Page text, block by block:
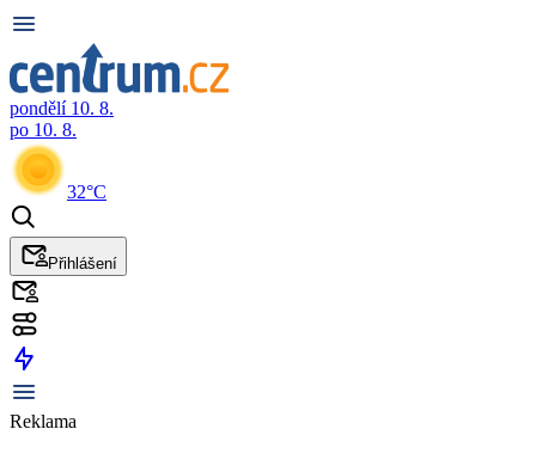
pondělí 10. 8.
po 10. 8.
32°C
Přihlášení
Reklama